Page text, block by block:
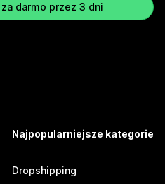
darmo przez 3 dni
Najpopularniejsze kategorie
Dropshipping